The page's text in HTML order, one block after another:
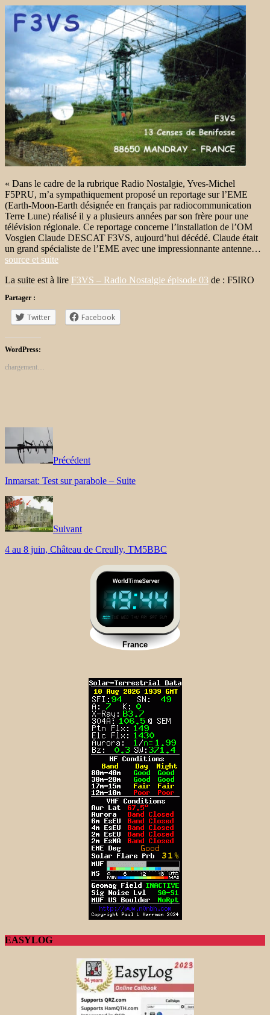
« Dans le cadre de la rubrique Radio Nostalgie, Yves-Michel
F5PRU, m’a sympathiquement proposé un reportage sur l’EME
(Earth-Moon-Earth désignée en français par radiocommunication
Terre Lune) réalisé il y a plusieurs années par son frère pour une
télévision régionale. Ce reportage concerne l’installation de l’OM
Vosgien Claude DESCAT F3VS, aujourd’hui décédé. Claude était
un grand spécialiste de l’EME avec une impressionnante antenne…
source et suite
La suite est à lire F3VS – Radio Nostalgie épisode 03 de : F5IRO
Partager :
Twitter Facebook
WordPress:
chargement…
Précédent
Inmarsat: Test sur parabole – Suite
Suivant
4 au 8 juin, Château de Creully, TM5BBC
EASYLOG